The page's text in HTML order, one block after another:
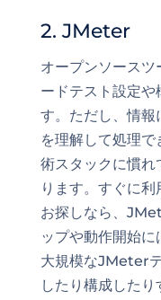
2. JMeter
オープンソース
ードテスト設定や
す。ただし、情報
を理解して処理
術スタックに慣れ
ります。すぐに
お探しなら、
ップや動作開始に
大規模なJMeter
したり構成した